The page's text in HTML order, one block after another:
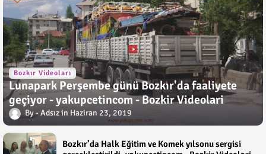
Bozkır Videoları
Lunapark Perşembe günü Bozkır'da faaliyete
geçiyor - yakupcetincom - Bozkir Videolari
Adsız Haziran 23, 2019
Bozkır’da Halk Eğitim ve Komek yılsonu sergisi